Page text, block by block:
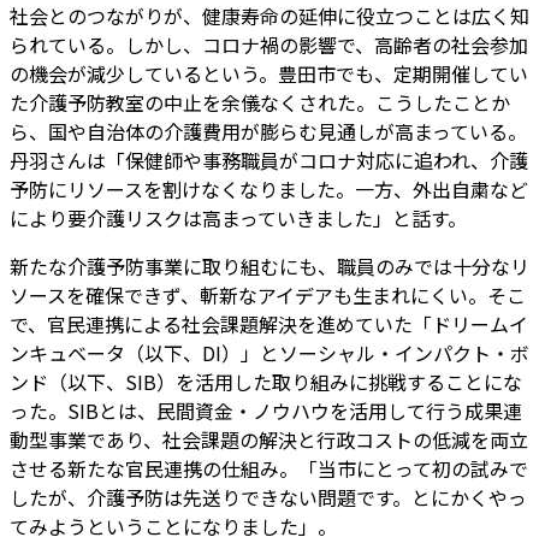
社会とのつながりが、健康寿命の延伸に役立つことは広く知
られている。しかし、コロナ禍の影響で、高齢者の社会参加
の機会が減少しているという。豊田市でも、定期開催してい
た介護予防教室の中止を余儀なくされた。こうしたことか
ら、国や自治体の介護費用が膨らむ見通しが高まっている。
丹羽さんは「保健師や事務職員がコロナ対応に追われ、介護
予防にリソースを割けなくなりました。一方、外出自粛など
により要介護リスクは高まっていきました」と話す。
新たな介護予防事業に取り組むにも、職員のみでは十分なリ
ソースを確保できず、斬新なアイデアも生まれにくい。そこ
で、官民連携による社会課題解決を進めていた「ドリームイ
ンキュベータ（以下、DI）」とソーシャル・インパクト・ボ
ンド（以下、SIB）を活用した取り組みに挑戦することにな
った。SIBとは、民間資金・ノウハウを活用して行う成果連
動型事業であり、社会課題の解決と行政コストの低減を両立
させる新たな官民連携の仕組み。「当市にとって初の試みで
したが、介護予防は先送りできない問題です。とにかくやっ
てみようということになりました」。